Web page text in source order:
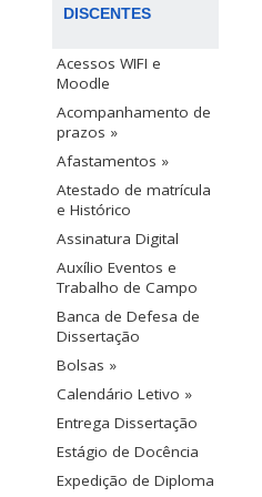
DISCENTES
Acessos WIFI e
Moodle
Acompanhamento de
prazos »
Afastamentos »
Atestado de matrícula
e Histórico
Assinatura Digital
Auxílio Eventos e
Trabalho de Campo
Banca de Defesa de
Dissertação
Bolsas »
Calendário Letivo »
Entrega Dissertação
Estágio de Docência
Expedição de Diploma